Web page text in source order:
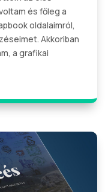
és főleg a
oldalaimról,
Akkoriban
a grafikai